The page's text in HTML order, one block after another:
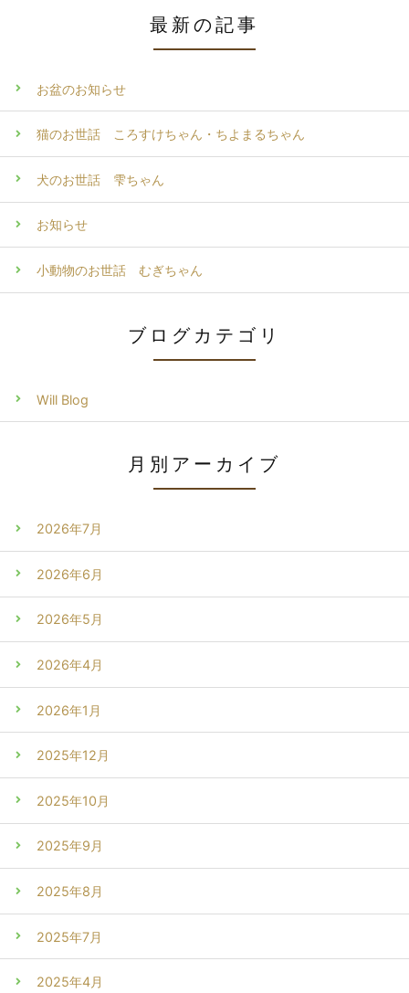
最新の記事
お盆のお知らせ
猫のお世話 ころすけちゃん・ちよまるちゃん
犬のお世話 雫ちゃん
お知らせ
小動物のお世話 むぎちゃん
ブログカテゴリ
Will Blog
月別アーカイブ
2026年7月
2026年6月
2026年5月
2026年4月
2026年1月
2025年12月
2025年10月
2025年9月
2025年8月
2025年7月
2025年4月